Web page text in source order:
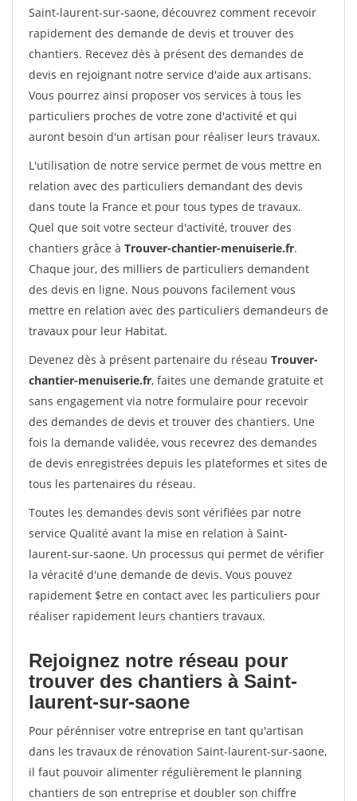
Saint-laurent-sur-saone, découvrez comment recevoir
rapidement des demande de devis et trouver des
chantiers. Recevez dès à présent des demandes de
devis en rejoignant notre service d'aide aux artisans.
Vous pourrez ainsi proposer vos services à tous les
particuliers proches de votre zone d'activité et qui
auront besoin d'un artisan pour réaliser leurs travaux.
L'utilisation de notre service permet de vous mettre en
relation avec des particuliers demandant des devis
dans toute la France et pour tous types de travaux.
Quel que soit votre secteur d'activité, trouver des
chantiers grâce à Trouver-chantier-menuiserie.fr.
Chaque jour, des milliers de particuliers demandent
des devis en ligne. Nous pouvons facilement vous
mettre en relation avec des particuliers demandeurs de
travaux pour leur Habitat.
Devenez dès à présent partenaire du réseau Trouver-
chantier-menuiserie.fr, faites une demande gratuite et
sans engagement via notre formulaire pour recevoir
des demandes de devis et trouver des chantiers. Une
fois la demande validée, vous recevrez des demandes
de devis enregistrées depuis les plateformes et sites de
tous les partenaires du réseau.
Toutes les demandes devis sont vérifiées par notre
service Qualité avant la mise en relation à Saint-
laurent-sur-saone. Un processus qui permet de vérifier
la véracité d'une demande de devis. Vous pouvez
rapidement $etre en contact avec les particuliers pour
réaliser rapidement leurs chantiers travaux.
Rejoignez notre réseau pour
trouver des chantiers à Saint-
laurent-sur-saone
Pour pérénniser votre entreprise en tant qu'artisan
dans les travaux de rénovation Saint-laurent-sur-saone,
il faut pouvoir alimenter régulièrement le planning
chantiers de son entreprise et doubler son chiffre